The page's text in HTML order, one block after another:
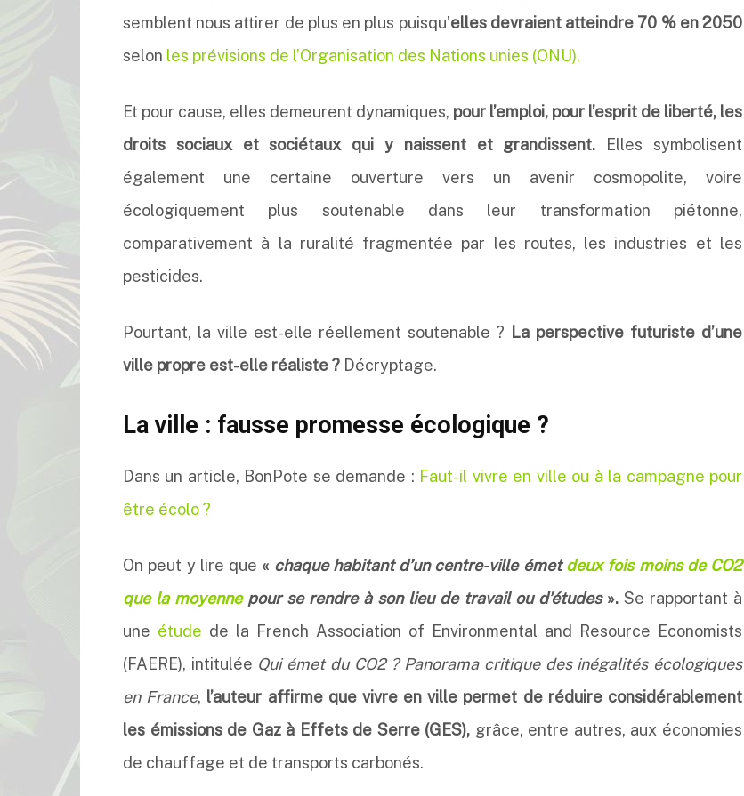
semblent nous attirer de plus en plus puisqu’elles devraient atteindre 70 % en 2050
selon les prévisions de l’Organisation des Nations unies (ONU).
Et pour cause, elles demeurent dynamiques, pour l’emploi, pour l’esprit de liberté, les
droits sociaux et sociétaux qui y naissent et grandissent.
Elles symbolisent
également une certaine ouverture vers un avenir cosmopolite, voire
écologiquement plus soutenable dans leur transformation piétonne,
comparativement à la ruralité fragmentée par les routes, les industries et les
pesticides.
Pourtant, la ville est-elle réellement soutenable ? La perspective futuriste d’une
ville propre est-elle réaliste ? Décryptage.
La ville : fausse promesse écologique ?
Dans un article, BonPote se demande : Faut-il vivre en ville ou à la campagne pour
être écolo ?
On peut y lire que « chaque habitant d’un centre-ville émetdeux fois moins de CO2
que la moyenne pour se rendre à son lieu de travail ou d’études». Se rapportant à
une étude de la French Association of Environmental and Resource Economists
(FAERE), intitulée Qui émet du CO2 ? Panorama critique des inégalités écologiques
en France, l’auteur affirme que vivre en ville permet de réduire considérablement
les émissions de Gaz à Effets de Serre (GES), grâce, entre autres, aux économies
de chauffage et de transports carbonés.